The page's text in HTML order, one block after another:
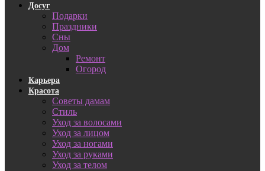
Досуг
Подарки
Праздники
Сны
Дом
Ремонт
Огород
Карьера
Красота
Советы дамам
Стиль
Уход за волосами
Уход за лицом
Уход за ногами
Уход за руками
Уход за телом